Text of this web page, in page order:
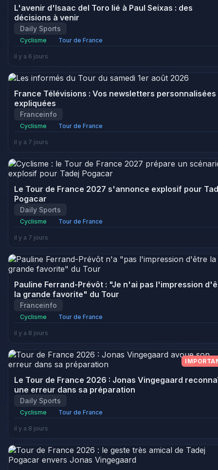
L'avenir d'Isaac del Toro lié à Paul Seixas : des
décisions à venir
Daily Sports
Cyclisme Tour de France
il y a 6 jours
France Télévisions : Vos newsletters personnalisées
expliquées
Franceinfo
Cyclisme Tour de France
il y a 7 jours
Le Tour de France 2027 s'annonce explosif pour
Pogacar
Daily Sports
Cyclisme Tour de France
il y a 7 jours
Pauline Ferrand-Prévôt : "Je n'ai pas l'impression
la grande favorite" du Tour
Franceinfo
Cyclisme Tour de France
il y a 8 jours
Le Tour de France 2026 : Jonas Vingegaard
une erreur dans sa préparation
Daily Sports
Cyclisme Tour de France
il y a 8 jours